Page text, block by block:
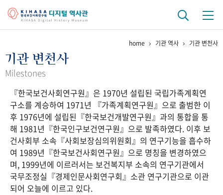
걸어온 길 기관 변천사
연구 역사
정책과 연구 키워드로 보는 연구 역사
연구자들
간행물 변천사
기록물 아카이브
사진 아카이브 문서 기록물 행정박물 영상 기록물
home 기관 역사 기관 변천사
기관 변천사
Milestones
『한국보건사회연구원』은 1970년 설립된 국립가족계획연
구소를 계승하여 1971년 『가족계획연구원』으로 출범한 이
후 1976년에 설립된『한국보건개발연구원』과의 통합을 통
해 1981년『한국인구보건연구원』으로 발족하였다. 이후 보
건사회부 소속『사회보장심의위원회』의 연구기능을 흡수하
여 1989년『한국보건사회연구원』으로 명칭을 변경하였으
며, 1999년에 이르러서는 보건복지부 소속의 연구기관에서
국무조정실『경제인문사회연구회』소관 연구기관으로 이관
되어 오늘에 이르고 있다.